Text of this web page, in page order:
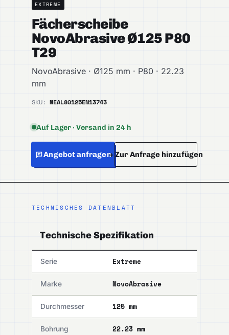
EXTREME
Fächerscheibe
NovoAbrasive Ø125 P80
T29
NovoAbrasive · Ø125 mm · P80 · 22.23
mm
SKU: NEAL80125EN13743
Auf Lager · Versand in 24 h
Angebot anfragen+ Zur Anfrage hinzufügen
TECHNISCHES DATENBLATT
Technische Spezifikation
Serie Extreme
Marke NovoAbrasive
Durchmesser 125 mm
Bohrung 22.23 mm